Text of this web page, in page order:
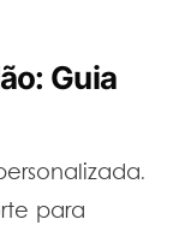
Guia
para